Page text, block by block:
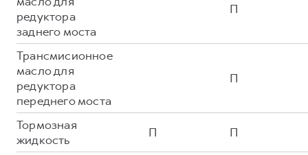
редуктора
заднего моста
П
Трансмисионное
масло для
редуктора
переднего моста
П
Тормозная
жидкость
П П